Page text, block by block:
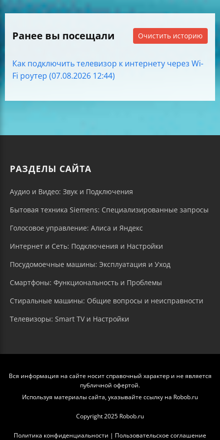
Ранее вы посещали Очистить историю
Как подключить телевизор к интернету через Wi-
Fi роутер (07.08.2026 12:44)
РАЗДЕЛЫ САЙТА
Аудио и Видео: Звук и Подключения
Бытовая техника Siemens: Специализированные запросы
Голосовое управление: Алиса и Яндекс
Интернет и Сеть: Подключения и Настройки
Посудомоечные машины: Эксплуатация и Уход
Смартфоны: Функциональность и Проблемы
Стиральные машины: Общие вопросы и неисправности
Телевизоры: Smart TV и Настройки
Вся информация на сайте носит справочный характер и не является
публичной офертой.
Используя материалы сайта, указывайте ссылку на Robob.ru
Copyright 2025 Robob.ru
Политика конфиденциальности | Пользовательское соглашение